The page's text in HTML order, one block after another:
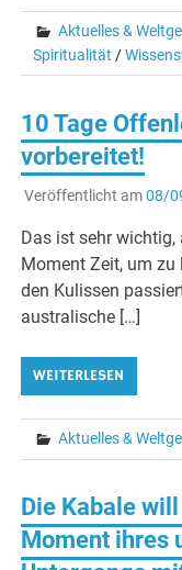
Aktuelles &
Spiritualität /
10 Tage
vorbereitet!
Veröffentlicht am08/
Das ist sehr wichtig,
Moment Zeit, um zu
den Kulissen
australische […]
WEITERLESEN
Aktuelles &
Die Kabale
Moment ihres